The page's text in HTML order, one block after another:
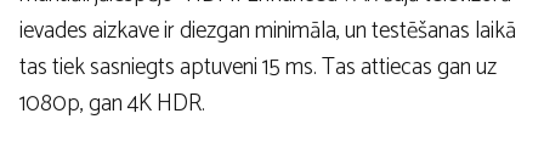
ievades aizkave ir diezgan minimāla, un testēšanas laikā
tas tiek sasniegts aptuveni 15 ms. Tas attiecas gan uz
1080p, gan 4K HDR.